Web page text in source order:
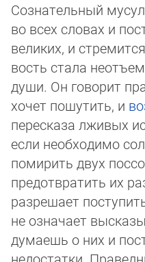
Сознательный
во всех словах и
великих, и
вость стала
души. Он говорит
хочет пошутить, и
пересказа лживых
если необходимо
помирить двух
предотвратить их
разрешает
не означает
думаешь о них и